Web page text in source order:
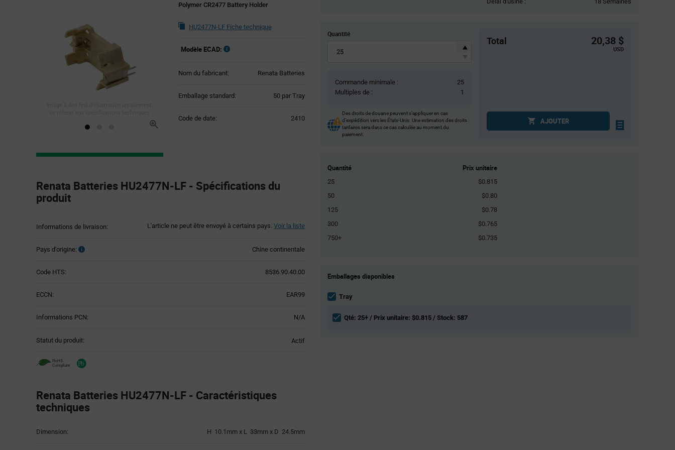
Polymer CR2477 Battery Holder
HU2477N-LF Fiche technique
Modèle ECAD:
Nom du fabricant: Renata Batteries
Emballage standard: 50 par Tray
Code de date: 2410
Specification
Section
Renata Batteries HU2477N-LF - Spécifications du
produit
Informations de livraison: L'article ne peut être envoyé à certains pays. Voir la liste
Pays d'origine: Chine continentale
Code HTS: 8536.90.40.00
ECCN: EAR99
Informations PCN: N/A
Statut du produit: Actif
Renata Batteries HU2477N-LF - Caractéristiques
techniques
Table
Dimension: H 10.1mm x L 33mm x D 24.5mm
Quantité
Commande minimale :
25
Multiples de :
1
Des droits de douane peuvent s’appliquer en cas
d’expédition vers les États-Unis. Une estimation des droits
tarifaires sera dans ce cas calculée au moment du
paiement.
Total 20,38 $
USD
AJOUTER
Quantité Prix unitaire
25
$0.815
50
$0.80
125
$0.78
300
$0.765
750+
$0.735
Variant
section
Emballages disponibles
Tray
Qté: 25+ / Prix unitaire: $0.815 / Stock: 587